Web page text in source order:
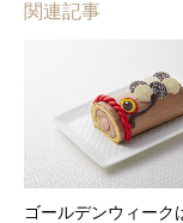
関連記事
ゴールデンウィーク